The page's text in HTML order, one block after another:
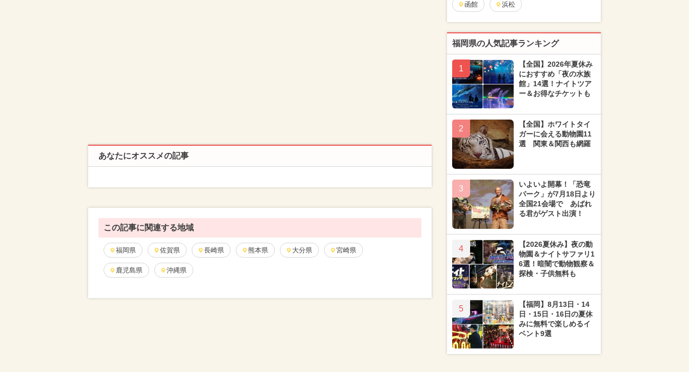
あなたにオススメの記事
この記事に関連する地域
福岡県 佐賀県 長崎県 熊本県 大分県 宮崎県
鹿児島県 沖縄県
函館 浜松
福岡県の人気記事ランキング
1
【全国】2026年夏休み
におすすめ「夜の水族
館」14選！ナイトツア
ー＆お得なチケットも
2
【全国】ホワイトタイ
ガーに会える動物園11
選 関東＆関西も網羅
3
いよいよ開幕！「恐竜
パーク」が7月18日より
全国21会場で あばれ
る君がゲスト出演！
4
【2026夏休み】夜の動
物園＆ナイトサファリ1
6選！暗闇で動物観察＆
探検・子供無料も
5
【福岡】8月13日・14
日・15日・16日の夏休
みに無料で楽しめるイ
ベント9選